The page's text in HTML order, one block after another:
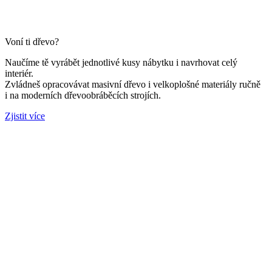
Voní ti dřevo?
Naučíme tě vyrábět jednotlivé kusy nábytku i navrhovat celý
interiér.
Zvládneš opracovávat masivní dřevo i velkoplošné materiály ručně
i na moderních dřevoobráběcích strojích.
Zjistit více